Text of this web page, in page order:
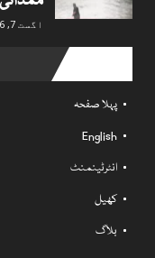
اگست 7, 2026
پہلا صفحہ
English
انٹرٹینمنٹ
کھیل
بلاگ